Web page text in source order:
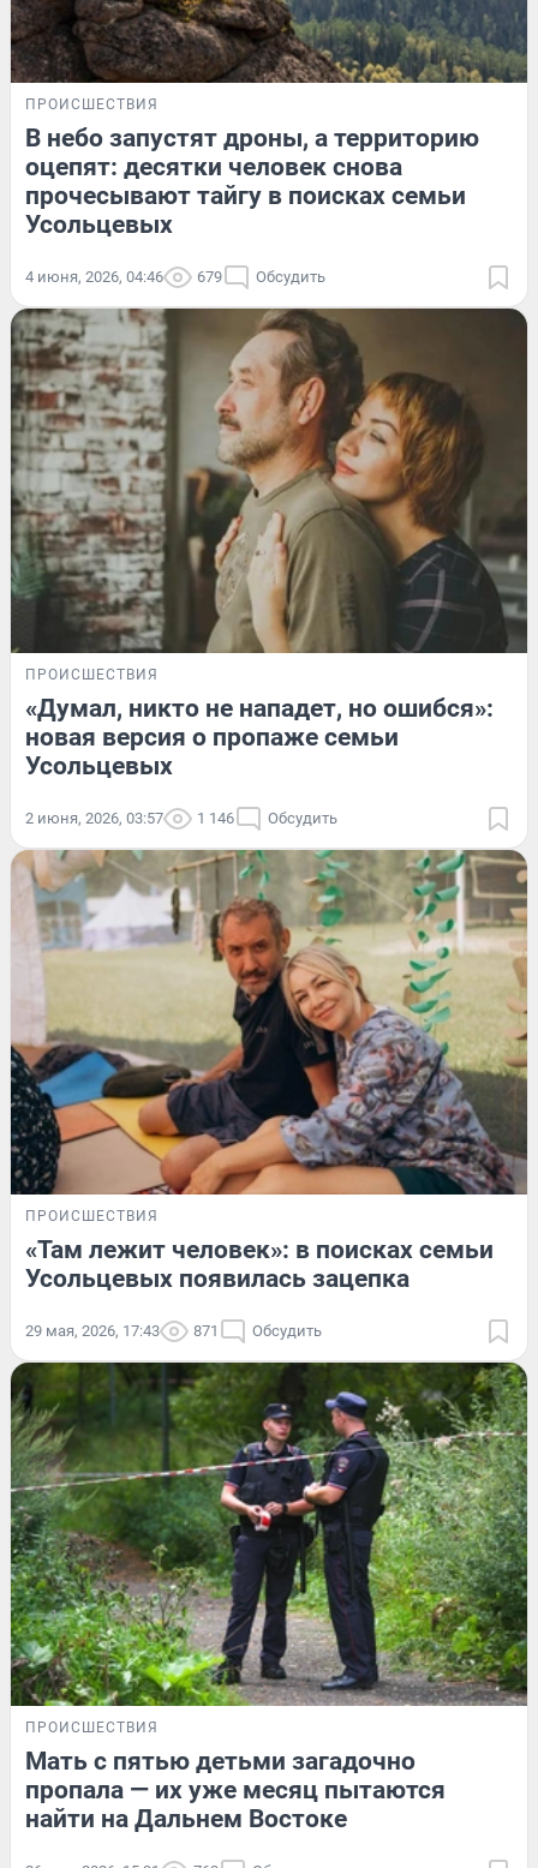
ПРОИСШЕСТВИЯ
В небо запустят дроны, а территорию
оцепят: десятки человек снова
прочесывают тайгу в поисках семьи
Усольцевых
4 июня, 2026, 04:46 679 Обсудить
ПРОИСШЕСТВИЯ
«Думал, никто не нападет, но ошибся»:
новая версия о пропаже семьи
Усольцевых
2 июня, 2026, 03:57 1 146 Обсудить
ПРОИСШЕСТВИЯ
«Там лежит человек»: в поисках семьи
Усольцевых появилась зацепка
29 мая, 2026, 17:43 871 Обсудить
ПРОИСШЕСТВИЯ
Мать с пятью детьми загадочно
пропала — их уже месяц пытаются
найти на Дальнем Востоке